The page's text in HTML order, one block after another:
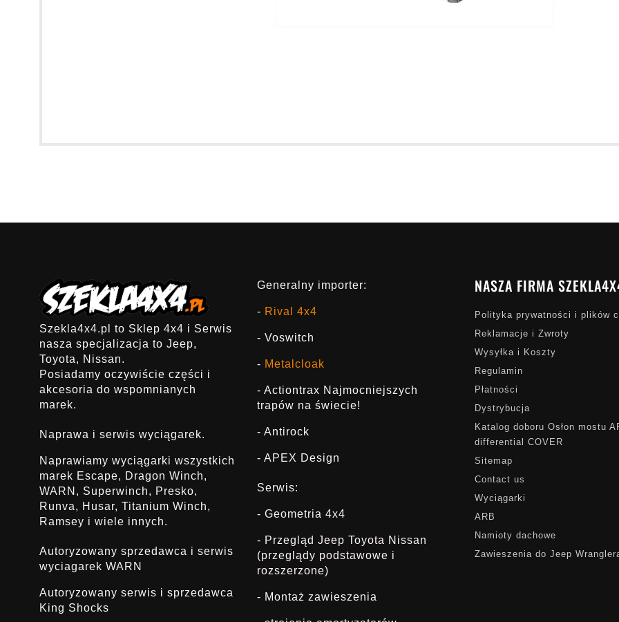
Szekla4x4.pl to Sklep 4x4 i Serwis
nasza specjalizacja to Jeep,
Toyota, Nissan.
Posiadamy oczywiście części i
akcesoria do wspomnianych
marek.
Naprawa i serwis wyciągarek.
Naprawiamy wyciągarki wszystkich
marek Escape, Dragon Winch,
WARN, Superwinch, Presko,
Runva, Husar, Titanium Winch,
Ramsey i wiele innych.
Autoryzowany sprzedawca i serwis
wyciagarek WARN
Autoryzowany serwis i sprzedawca
King Shocks
Generalny importer:
- Rival 4x4
- Voswitch
- Metalcloak
- Actiontrax Najmocniejszych
trapów na świecie!
- Antirock
- APEX Design
Serwis:
- Geometria 4x4
- Przegląd Jeep Toyota Nissan
(przeglądy podstawowe i
rozszerzone)
- Montaż zawieszenia
NASZA FIRMA
Polityka prywatności i plików
Reklamacje i Zwroty
Wysyłka i Koszty
Regulamin
Płatności
Dystrybucja
Katalog doboru Osłon mostu
differential COVER
Sitemap
Contact us
Wyciągarki
ARB
Namioty dachowe
Zawieszenia do Jeep